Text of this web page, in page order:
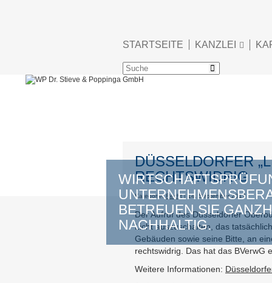
STARTSEITE KANZLEI
BETREUEN SIE
NACHHALTIG.
DÜSSELDORFER
RECHTSWIDRIG
Kategorie:Recht| 14. September 2017
Der Aufruf des Düsseldorfer
Licht auszuschalten, das
Gebäuden sowie seine Bitte, an
rechtswidrig. Das hat das BVerwG
Weitere Informationen: